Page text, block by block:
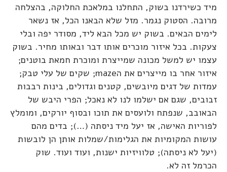
מיד כשירדנו בשוק, התחלנו במלאכת החלוקה, בהצלחה
מרובה. הסטוק נגמר. מזל שלא הבאנו הכל, אז נשאר
לימים הבאים. בשוק יש מכל הבא ליד, מסודר יפה ובלי
צעקות. בכל איזור מוכרים אותו דבר ובאותו מחיר. בשוק
עצמו יש למשל מכונה שמייצרת ומוכרת חמאת בוטנים;
איזור אחר בו מייצרים את הmaze; שקים של עלי טבק;
עמדות של דגים מיובשים, קטנים וגדולים, בינות רבבות
זבובים, שגם אם ישלמו לנו לא נאכל; הפרי היבש של
הבאובב, שנפתח ולועסים את תוכו ובסוף יורקים, ומומלץ
לפוריות האישה, אז יעל מיד ניסתה (…); בדים מהם
עושות המקומיות את הגלימות/שמלות אותן הן לובשות
(יעל לא ניסתה); טלוויזיות ישנות, ועוד ועוד. שוק
הכרמל זה לא.